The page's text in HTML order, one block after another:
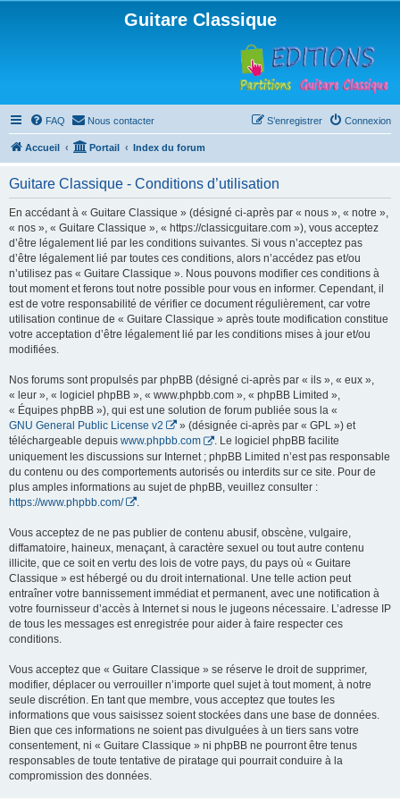
Guitare Classique
FAQ Nous contacter Connexion
S’enregistrer
Accueil Portail Index du forum
Guitare Classique - Conditions d’utilisation
En accédant à « Guitare Classique » (désigné ci-après par « nous », « notre »,
« nos », « Guitare Classique », « https://classicguitare.com »), vous acceptez
d’être légalement lié par les conditions suivantes. Si vous n’acceptez pas
d’être légalement lié par toutes ces conditions, alors n’accédez pas et/ou
n’utilisez pas « Guitare Classique ». Nous pouvons modifier ces conditions à
tout moment et ferons tout notre possible pour vous en informer. Cependant, il
est de votre responsabilité de vérifier ce document régulièrement, car votre
utilisation continue de « Guitare Classique » après toute modification constitue
votre acceptation d’être légalement lié par les conditions mises à jour et/ou
modifiées.
Nos forums sont propulsés par phpBB (désigné ci-après par « ils », « eux »,
« leur », « logiciel phpBB », « www.phpbb.com », « phpBB Limited »,
« Équipes phpBB »), qui est une solution de forum publiée sous la «
GNU General Public License v2
» (désignée ci-après par « GPL ») et
téléchargeable depuis www.phpbb.com
. Le logiciel phpBB facilite
uniquement les discussions sur Internet ; phpBB Limited n’est pas responsable
du contenu ou des comportements autorisés ou interdits sur ce site. Pour de
plus amples informations au sujet de phpBB, veuillez consulter :
https://www.phpbb.com/
Vous acceptez de ne pas publier de contenu abusif, obscène, vulgaire,
diffamatoire, haineux, menaçant, à caractère sexuel ou tout autre contenu
illicite, que ce soit en vertu des lois de votre pays, du pays où « Guitare
Classique » est hébergé ou du droit international. Une telle action peut
entraîner votre bannissement immédiat et permanent, avec une notification à
votre fournisseur d’accès à Internet si nous le jugeons nécessaire. L’adresse IP
de tous les messages est enregistrée pour aider à faire respecter ces
conditions.
Vous acceptez que « Guitare Classique » se réserve le droit de supprimer,
modifier, déplacer ou verrouiller n’importe quel sujet à tout moment, à notre
seule discrétion. En tant que membre, vous acceptez que toutes les
informations que vous saisissez soient stockées dans une base de données.
Bien que ces informations ne soient pas divulguées à un tiers sans votre
consentement, ni « Guitare Classique » ni phpBB ne pourront être tenus
responsables de toute tentative de piratage qui pourrait conduire à la
compromission des données.